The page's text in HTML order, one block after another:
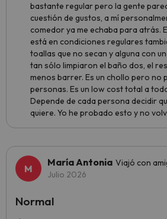
bastante regular pero la gente
cuestión de gustos, a mí
comedor ya me echaba para atrás.
está en condiciones regulares
toallas que no secan y alguna con
tan sólo limpiaron el baño dos, el
menos barrer. Es un chollo pero no
personas. Es un low cost total a
Depende de cada persona decidir
quiere. Yo he probado esto y no
María Antonia Viajó con
Julio 2026
Normal